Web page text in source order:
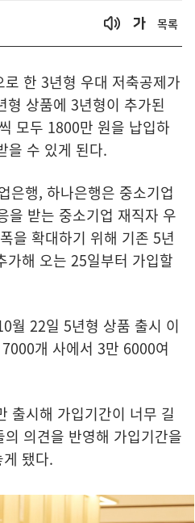
목록
한 3년형 우대 저축공제가
형 상품에 3년형이 추가된
모두 1800만 원을 납입하
을 수 있게 된다.
은행, 하나은행은 중소기업
을 받는 중소기업 재직자 우
을 확대하기 위해 기존 5년
가해 오는 25일부터 가입할
월 22일 5년형 상품 출시 이
개 사에서 3만 6000여
출시해 가입기간이 너무 길
의견을 반영해 가입기간을
됐다.